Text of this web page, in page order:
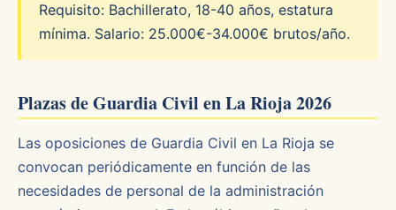
Requisito: Bachillerato, 18-40 años, estatura
mínima. Salario: 25.000€-34.000€ brutos/año.
Plazas de Guardia Civil en La Rioja 2026
Las oposiciones de Guardia Civil en La Rioja se
convocan periódicamente en función de las
necesidades de personal de la administración